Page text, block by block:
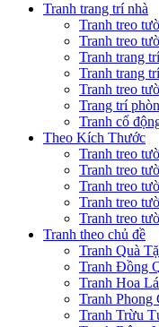
Tranh trang trí nhà
Tranh treo
Tranh treo
Tranh trang
Tranh trang
Tranh treo
Trang trí
Tranh cổ
Theo Kích Thước
Tranh treo
Tranh treo
Tranh treo
Tranh treo
Tranh treo
Tranh theo chủ đề
Tranh Quà
Tranh Đồng
Tranh Hoa Lá
Tranh Phong
Tranh Trừu